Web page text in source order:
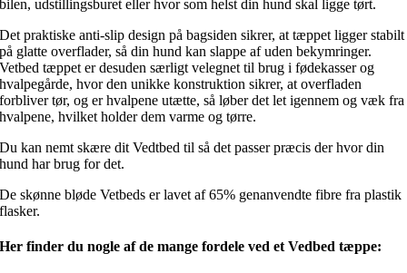
bilen, udstillingsburet eller hvor som helst din hund skal ligge tørt.
Det praktiske anti-slip design på bagsiden sikrer, at tæppet ligger stabilt
på glatte overflader, så din hund kan slappe af uden bekymringer.
Vetbed tæppet er desuden særligt velegnet til brug i fødekasser og
hvalpegårde, hvor den unikke konstruktion sikrer, at overfladen
forbliver tør, og er hvalpene utætte, så løber det let igennem og væk fra
hvalpene, hvilket holder dem varme og tørre.
Du kan nemt skære dit Vedtbed til så det passer præcis der hvor din
hund har brug for det.
De skønne bløde Vetbeds er lavet af 65% genanvendte fibre fra plastik
flasker.
Her finder du nogle af de mange fordele ved et Vedbed tæppe: